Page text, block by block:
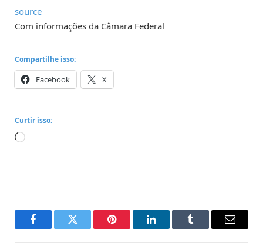
source
Com informações da Câmara Federal
Compartilhe isso:
Facebook X
Curtir isso:
Carregando...
FacebookTwitter Pinterest LinkedInTumblr Email